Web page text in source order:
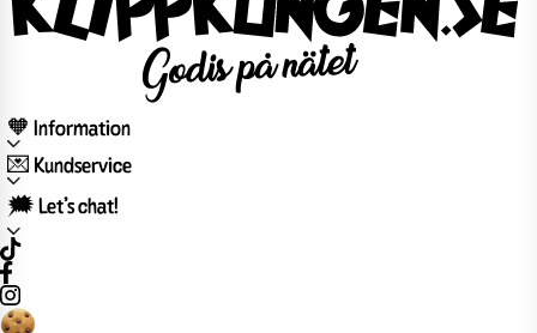
🧡 Information
💌 Kundservice
🗯️ Let’s chat!